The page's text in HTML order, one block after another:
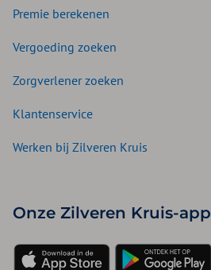
Premie berekenen
Vergoeding zoeken
Zorgverlener zoeken
Klantenservice
Werken bij Zilveren Kruis
Onze Zilveren Kruis-app